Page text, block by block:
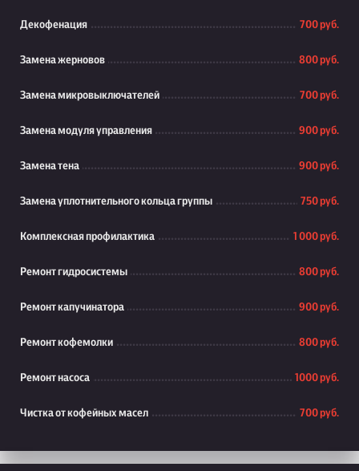
Декофенация 700 руб.
Замена жерновов 800 руб.
Замена микровыключателей 700 руб.
Замена модуля управления 900 руб.
Замена тена 900 руб.
Замена уплотнительного кольца группы 750 руб.
Комплексная профилактика 1 000 руб.
Ремонт гидросистемы 800 руб.
Ремонт капучинатора 900 руб.
Ремонт кофемолки 800 руб.
Ремонт насоса 1000 руб.
Чистка от кофейных масел 700 руб.